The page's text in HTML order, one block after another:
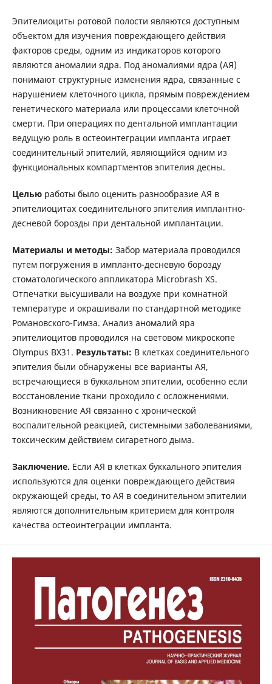
Эпителиоциты ротовой полости являются доступным
объектом для изучения повреждающего действия
факторов среды, одним из индикаторов которого
являются аномалии ядра. Под аномалиями ядра (АЯ)
понимают структурные изменения ядра, связанные с
нарушением клеточного цикла, прямым повреждением
генетического материала или процессами клеточной
смерти. При операциях по дентальной имплантации
ведущую роль в остеоинтеграции импланта играет
соединительный эпителий, являющийся одним из
функциональных компартментов эпителия десны.
Цельюработы было оценить разнообразие АЯ в
эпителиоцитах соединительного эпителия имплантно-
десневой борозды при дентальной имплантации.
Материалы и методы: Забор материала проводился
путем погружения в импланто-десневую борозду
стоматологического аппликатора Microbrash XS.
Отпечатки высушивали на воздухе при комнатной
температуре и окрашивали по стандартной методике
Романовского-Гимза. Анализ аномалий яра
эпителиоцитов проводился на световом микроскопе
Olympus BX31. Результаты: В клетках соединительного
эпителия были обнаружены все варианты АЯ,
встречающиеся в буккальном эпителии, особенно если
восстановление ткани проходило с осложнениями.
Возникновение АЯ связанно с хронической
воспалительной реакцией, системными заболеваниями,
токсическим действием сигаретного дыма.
Заключение. Если АЯ в клетках буккального эпителия
используются для оценки повреждающего действия
окружающей среды, то АЯ в соединительном эпителии
являются дополнительным критерием для контроля
качества остеоинтеграции импланта.